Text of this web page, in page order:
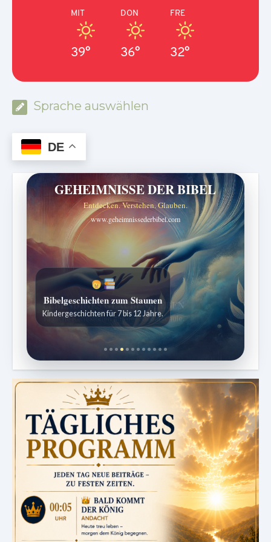
MIT
39°
DON
36°
FRE
32°
Sprache auswählen
DE
GEHEIMNISSE DER BIBEL
Entdecken. Verstehen. Glauben.
www.geheimnissederbibel.com
Bibelgeschichten zum Staunen
Kindergeschichten für 7 bis 12 Jahre.